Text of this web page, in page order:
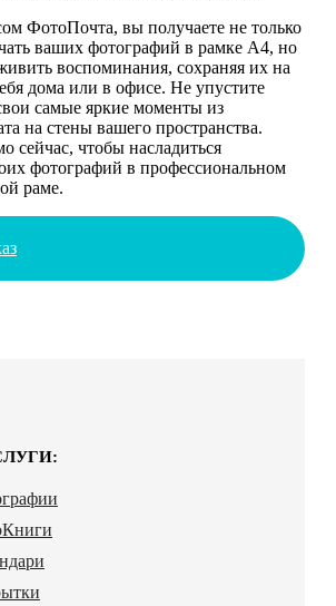
ФотоПочта, вы получаете не только
ваших фотографий в рамке А4, но
воспоминания, сохраняя их на
дома или в офисе. Не упустите
самые яркие моменты из
на стены вашего пространства.
сейчас, чтобы насладиться
фотографий в профессиональном
раме.